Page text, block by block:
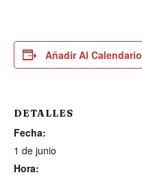
Añadir Al Calendario
DETALLES
Fecha:
1 de junio
Hora: